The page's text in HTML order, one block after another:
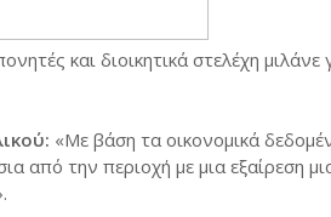
και διοικητικά στελέχη
«Με βάση τα οικονομικά
από την περιοχή με μια εξαίρεση